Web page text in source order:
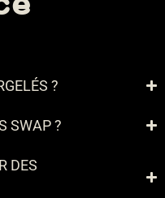
?
SWAP ?
DES